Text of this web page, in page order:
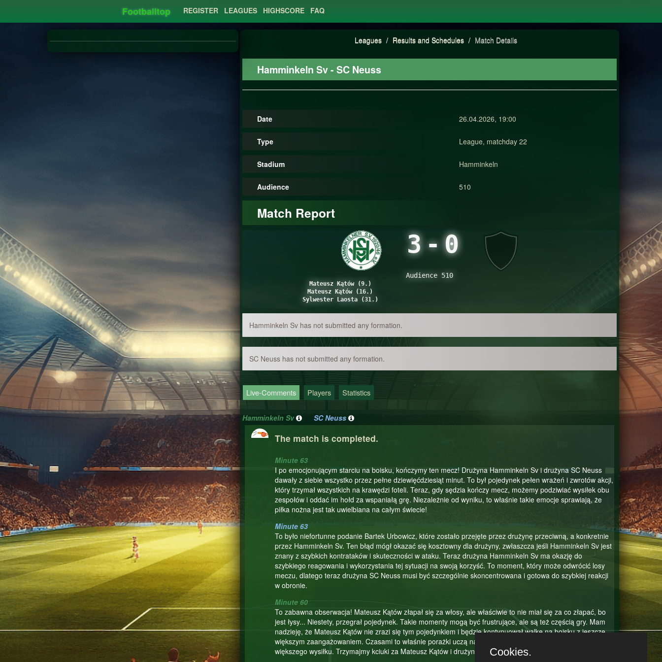
Footballtop REGISTER LEAGUES HIGHSCORE FAQ
Leagues / Results and Schedules / Match Details
Hamminkeln Sv - SC Neuss
Date 26.04.2026, 19:00
Type League, matchday 22
Stadium Hamminkeln
Audience 510
Match Report
3-0
Audience 510
Mateusz Kątów (9.)
Mateusz Kątów (16.)
Sylwester Laosta (31.)
Hamminkeln Sv has not submitted any formation.
SC Neuss has not submitted any formation.
Live-Comments Players Statistics
Hamminkeln Sv SC Neuss
The match is completed.
Minute 63
I po emocjonującym starciu na boisku, kończymy ten mecz! Drużyna Hamminkeln Sv i drużyna SC Neuss
dawały z siebie wszystko przez pełne dziewięćdziesiąt minut. To był pojedynek pełen wrażeń i zwrotów akcji,
który trzymał wszystkich na krawędzi foteli. Teraz, gdy sędzia kończy mecz, możemy podziwiać wysiłek obu
zespołów i oddać im hołd za wspaniałą grę. Niezależnie od wyniku, to właśnie takie emocje sprawiają, że
piłka nożna jest tak uwielbiana na całym świecie!
Minute 63
To było niefortunne podanie Bartek Urbowicz, które zostało przejęte przez drużynę przeciwną, a konkretnie
przez Hamminkeln Sv. Ten błąd mógł okazać się kosztowny dla drużyny, zwłaszcza jeśli Hamminkeln Sv jest
znany z szybkich kontrataków i skuteczności w ataku. Teraz drużyna Hamminkeln Sv ma okazję do
szybkiego reagowania i wykorzystania tej sytuacji na swoją korzyść. To moment, który może odwrócić losy
meczu, dlatego teraz drużyna SC Neuss musi być szczególnie skoncentrowana i gotowa do szybkiej reakcji
w obronie.
Minute 60
To zabawna obserwacja! Mateusz Kątów złapał się za włosy, ale właściwie to nie miał się za co złapać, bo
jest łysy... Niestety, przegrał pojedynek. Takie momenty mogą być frustrujące, ale są też częścią gry. Mam
nadzieję, że Mateusz Kątów nie zrazi się tym pojedynkiem i będzie kontynuował walkę na boisku z jeszcze
większym zaangażowaniem. Czasami to właśnie porażki uczą nas najwięcej i dają impuls do jeszcze
większego wysiłku. Trzymajmy kciuki za Mateusz Kątów i drużynę Hamminkeln Sv w kolejnych akcjach!
Cookies.